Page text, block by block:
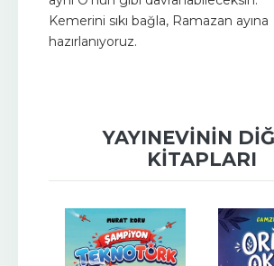
Kemerini sıkı bağla, Ramazan ayına
hazırlanıyoruz.
YAYINEVININ
KITAPLARI